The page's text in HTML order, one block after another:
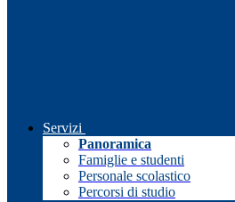
Servizi
Panoramica
Famiglie e studenti
Personale scolastico
Percorsi di studio